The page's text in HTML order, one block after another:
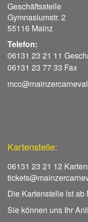
Geschäftsstelle
Gymnasiumstr. 2
55116 Mainz
Telefon:
06131 23 21 11
06131 23 77 33 Fax
Kartenstelle:
06131 23 21 12
Die Kartenstelle ist ab
Sie können uns Ihr